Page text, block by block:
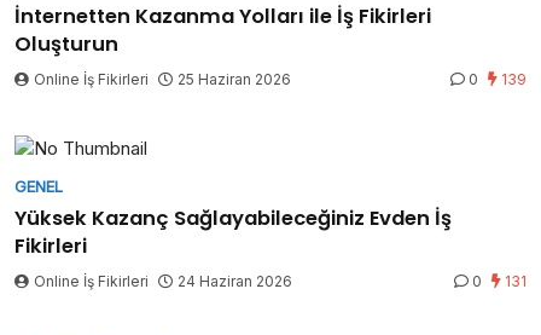
İnternetten Kazanma Yolları ile İş Fikirleri
Oluşturun
Online İş Fikirleri 25 Haziran 2026 0 139
GENEL
Yüksek Kazanç Sağlayabileceğiniz Evden İş
Fikirleri
Online İş Fikirleri 24 Haziran 2026 0 131